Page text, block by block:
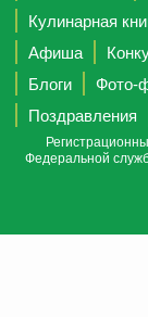
Кулинарная
Афиша
Блоги
Фото-
Поздравления
Федеральной